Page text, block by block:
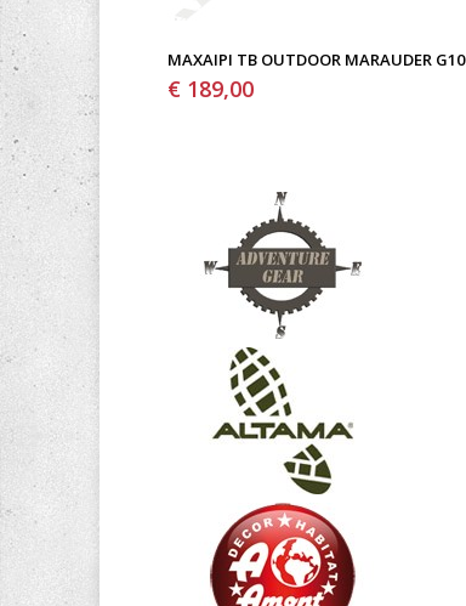
ΜΑΧΑΊΡΙ TB OUTDOOR MARAUDER G10
€ 189,00